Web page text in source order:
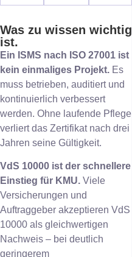
Was zu wissen wichtig
ist.
Ein ISMS nach ISO 27001 ist
kein einmaliges Projekt. Es
muss betrieben, auditiert und
kontinuierlich verbessert
werden. Ohne laufende Pflege
verliert das Zertifikat nach drei
Jahren seine Gültigkeit.
VdS 10000 ist der schnellere
Einstieg für KMU. Viele
Versicherungen und
Auftraggeber akzeptieren VdS
10000 als gleichwertigen
Nachweis – bei deutlich
geringerem